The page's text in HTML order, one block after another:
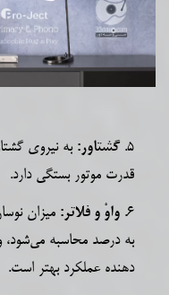
5. گشتاور: به نیروی
قدرت موتور بستگی دارد.
6. واوْ و فلاتر: میزان
به درصد محاسبه
دهنده عملکرد بهتر است.